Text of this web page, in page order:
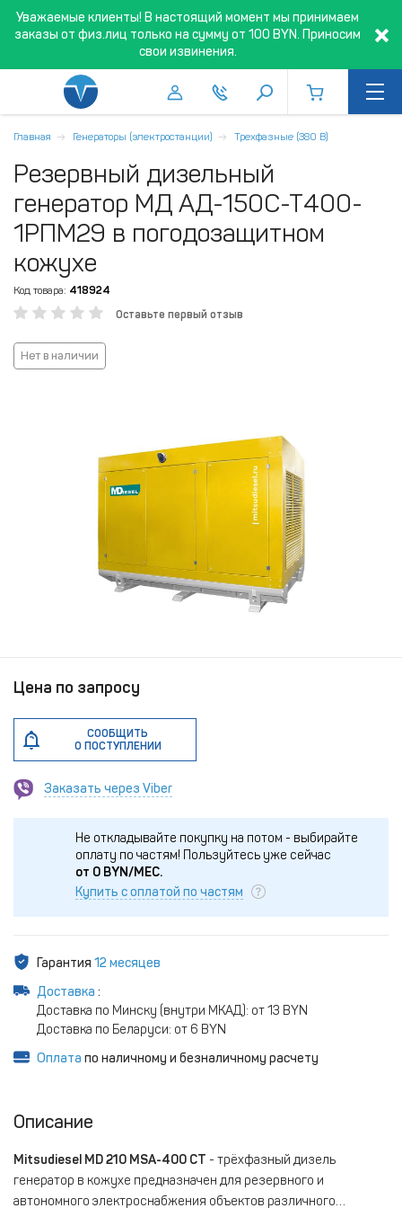
Уважаемые клиенты! В настоящий момент мы принимаем
заказы от физ.лиц только на сумму от 100 BYN. Приносим
свои извинения.
Главная Генераторы (электростанции) Трехфазные (380 В)
Резервный дизельный
генератор МД АД-150С-Т400-
1РПМ29 в погодозащитном
кожухе
Код товара: 418924
Оставьте первый отзыв
Нет в наличии
Цена по запросу
СООБЩИТЬ
О ПОСТУПЛЕНИИ
Заказать через Viber
Не откладывайте покупку на потом - выбирайте
оплату по частям! Пользуйтесь уже сейчас
от 0 BYN/МЕС.
Купить с оплатой по частям
Гарантия 12 месяцев
Доставка :
Доставка по Минску (внутри МКАД): от 13 BYN
Доставка по Беларуси: от 6 BYN
Оплата по наличному и безналичному расчету
Описание
Mitsudiesel MD 210 MSA-400 CT - трёхфазный дизель
генератор в кожухе предназначен для резервного и
автономного электроснабжения объектов различного